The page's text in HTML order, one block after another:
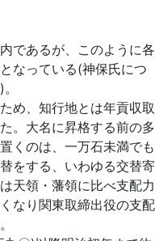
であるが、このように各
なっている(神保氏につ
め、知行地とは年貢収取
。大名に昇格する前の多
くのは、一万石未満でも
をする、いわゆる交替寄
天領・藩領に比べ支配力
なり関東取締出役の支配